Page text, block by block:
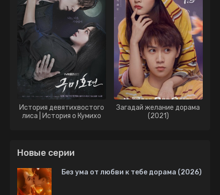
История девятихвостого
лиса | История о Кумихо
Загадай желание дорама
(2021)
Новые серии
Без ума от любви к тебе дорама (2026)